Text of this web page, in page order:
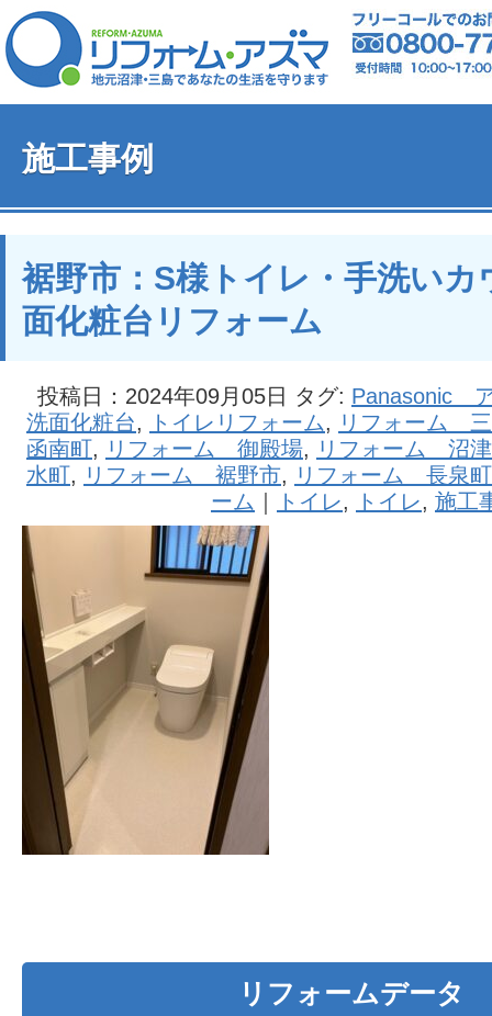
施工事例
裾野市：S様トイレ・手洗いカ
面化粧台リフォーム
投稿日：2024年09月05日 タグ: Panasonic
洗面化粧台, トイレリフォーム, リフォーム
函南町, リフォーム 御殿場, リフォーム 沼
水町, リフォーム 裾野市, リフォーム 長泉町
ーム
トイレ, トイレ, 施工
リフォームデータ